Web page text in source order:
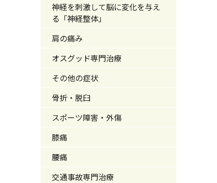
神経を刺激して脳に変化を与え
る「神経整体」
肩の痛み
オスグッド専門治療
その他の症状
骨折・脱臼
スポーツ障害・外傷
膝痛
腰痛
交通事故専門治療